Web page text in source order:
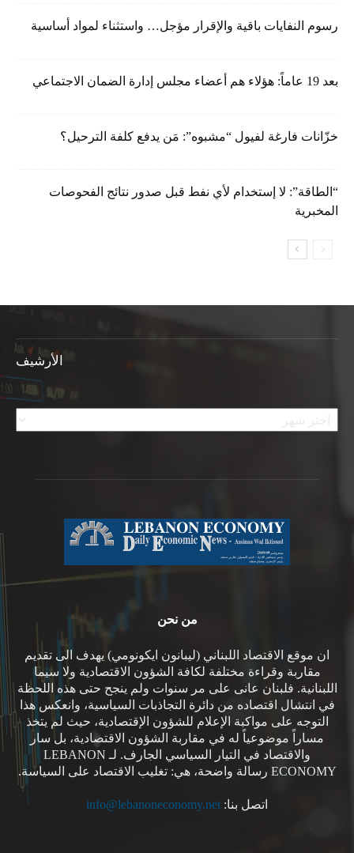
رسوم النفايات باقية والإقرار مؤجل… واستثناء لمواد أساسية
بعد 19 عاماً: هؤلاء هم أعضاء مجلس إدارة الضمان الاجتماعي
خزّانات فارغة لفيول “مشبوه”: مَن يدفع كلفة الترحيل؟
“الطاقة”: لا إستخدام لأي نفط قبل صدور نتائج الفحوصات
المخبرية
الأرشيف
الأرشيف
من نحن
ان موقع الاقتصاد اللبناني (ليبانون ايكونومي) يهدف الى تقديم
مقاربة وقراءة مختلفة لكافة الشؤون الاقتصادية ولا سيما
اللبنانية. فلبنان عانى على مر سنوات ولم ينجح حتى هذه اللحظة
في انتشال اقتصاده من دائرة التجاذبات السياسية، وانعكس هذا
التوجه على مواكبة الإعلام للشؤون الإقتصادية، حيث لم يتخذ
مساراً موضوعياً له في مقاربة الشؤون الاقتصادية، بل سار
والاقتصاد في التيار السياسي الجارف. لـ LEBANON
ECONOMY رسالة واضحة، هي: تغليب الاقتصاد على السياسة.
اتصل بنا: info@lebanoneconomy.net